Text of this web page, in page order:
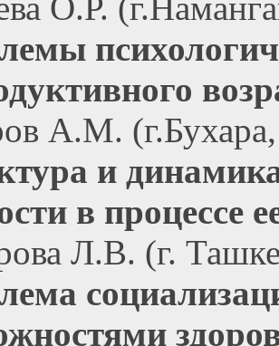
О.Р.
А.М.
и
в процессе
Л.В. (г.